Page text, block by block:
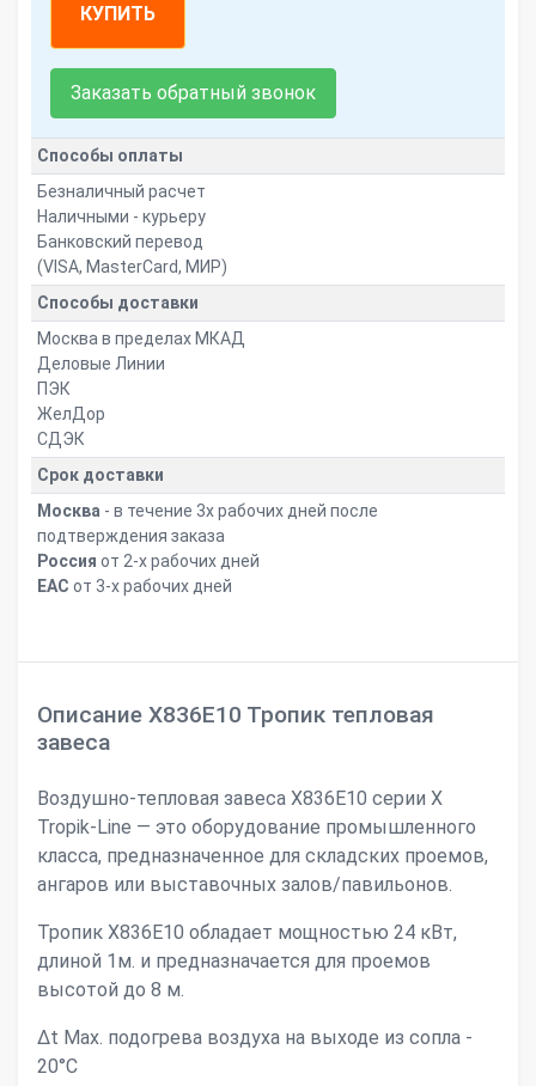
КУПИТЬ
Заказать обратный звонок
Способы оплаты
Безналичный расчет
Наличными - курьеру
Банковский перевод
(VISA, MasterCard, МИР)
Способы доставки
Москва в пределах МКАД
Деловые Линии
ПЭК
ЖелДор
СДЭК
Срок доставки
Москва - в течение 3х рабочих дней после
подтверждения заказа
Россия от 2-х рабочих дней
ЕАС от 3-х рабочих дней
Описание Х836Е10 Тропик тепловая
завеса
Воздушно-тепловая завеса X836Е10 серии X
Tropik-Line — это оборудование промышленного
класса, предназначенное для складских проемов,
ангаров или выставочных залов/павильонов.
Тропик X836Е10 обладает мощностью 24 кВт,
длиной 1м. и предназначается для проемов
высотой до 8 м.
Δt Max. подогрева воздуха на выходе из сопла -
20°С